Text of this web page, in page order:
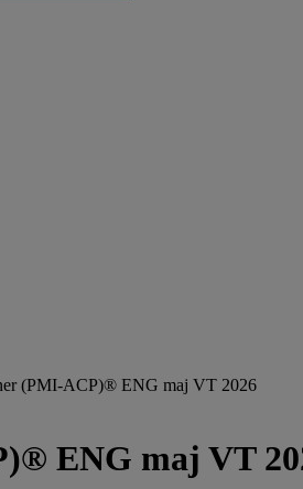
(PMI-ACP)® ENG maj VT 2026
ENG maj VT